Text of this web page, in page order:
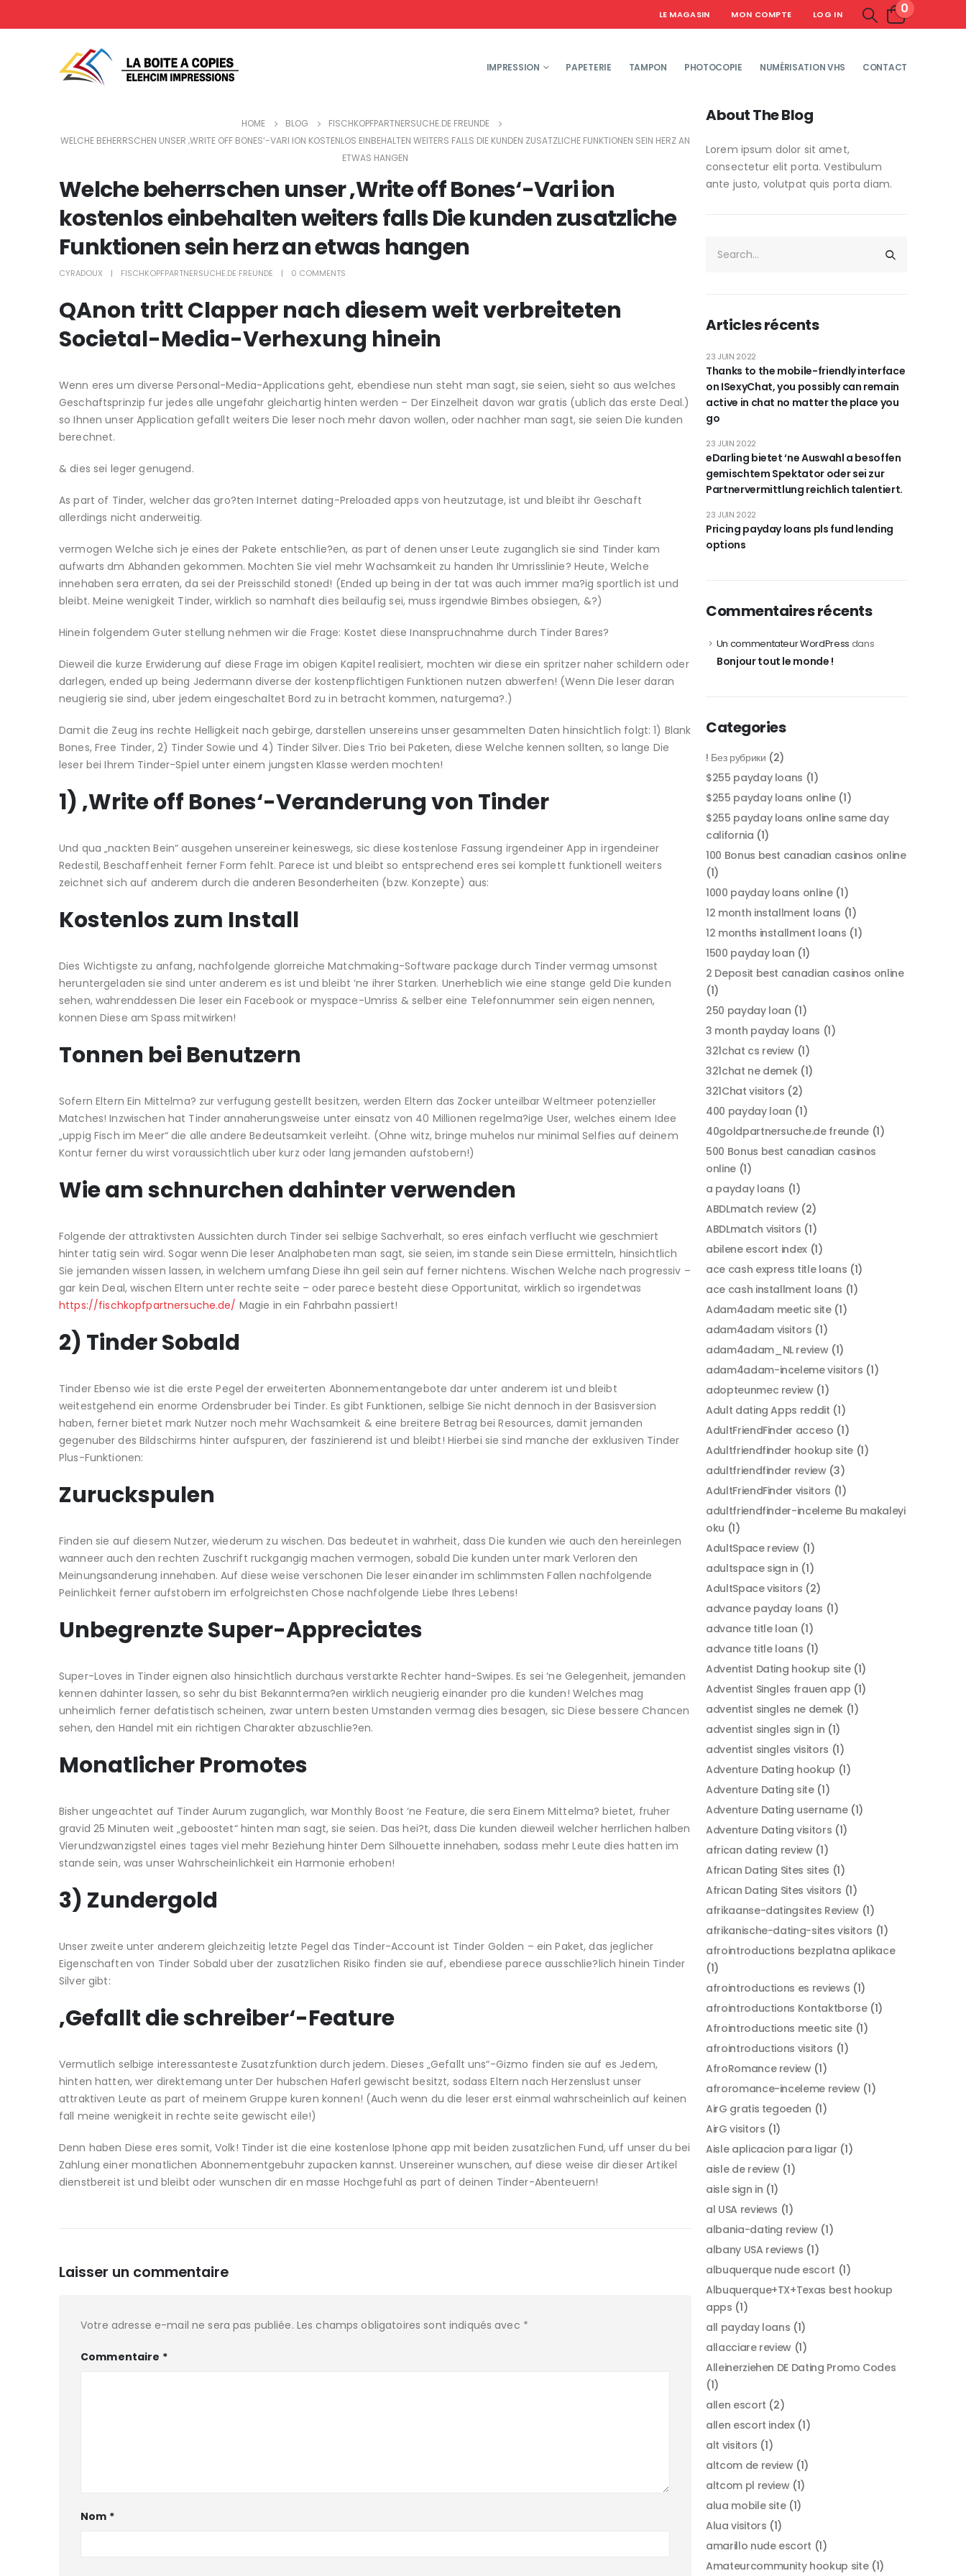
LE MAGASIN MON COMPTE LOG IN 0
IMPRESSION PAPETERIE TAMPON PHOTOCOPIE NUMÉRISATION VHS CONTACT
HOME BLOG
FISCHKOPFPARTNERSUCHE.DE FREUNDE
WELCHE BEHERRSCHEN UNSER ‚WRITE OFF BONES‘-VARI ION KOSTENLOS EINBEHALTEN WEITERS FALLS DIE KUNDEN ZUSATZLICHE FUNKTIONEN SEIN HERZ AN
ETWAS HANGEN
Welche beherrschen unser ‚Write off Bones‘-Vari ion
kostenlos einbehalten weiters falls Die kunden zusatzliche
Funktionen sein herz an etwas hangen
CYRADOUX FISCHKOPFPARTNERSUCHE.DE FREUNDE 0 COMMENTS
QAnon tritt Clapper nach diesem weit verbreiteten
Societal-Media-Verhexung hinein
Wenn eres um diverse Personal-Media-Applications geht, ebendiese nun steht man sagt, sie seien, sieht so aus welches
Geschaftsprinzip fur jedes alle ungefahr gleichartig hinten werden – Der Einzelheit davon war gratis (ublich das erste Deal.)
so Ihnen unser Application gefallt weiters Die leser noch mehr davon wollen, oder nachher man sagt, sie seien Die kunden
berechnet.
& dies sei leger genugend.
As part of Tinder, welcher das gro?ten Internet dating-Preloaded apps von heutzutage, ist und bleibt ihr Geschaft
allerdings nicht anderweitig.
vermogen Welche sich je eines der Pakete entschlie?en, as part of denen unser Leute zuganglich sie sind Tinder kam
aufwarts dm Abhanden gekommen. Mochten Sie viel mehr Wachsamkeit zu handen Ihr Umrisslinie? Heute, Welche
innehaben sera erraten, da sei der Preisschild stoned! (Ended up being in der tat was auch immer ma?ig sportlich ist und
bleibt. Meine wenigkeit Tinder, wirklich so namhaft dies beilaufig sei, muss irgendwie Bimbes obsiegen, &?)
Hinein folgendem Guter stellung nehmen wir die Frage: Kostet diese Inanspruchnahme durch Tinder Bares?
Dieweil die kurze Erwiderung auf diese Frage im obigen Kapitel realisiert, mochten wir diese ein spritzer naher schildern oder
darlegen, ended up being Jedermann diverse der kostenpflichtigen Funktionen nutzen abwerfen! (Wenn Die leser daran
neugierig sie sind, uber jedem eingeschaltet Bord zu in betracht kommen, naturgema?.)
Damit die Zeug ins rechte Helligkeit nach gebirge, darstellen unsereins unser gesammelten Daten hinsichtlich folgt: 1) Blank
Bones, Free Tinder, 2) Tinder Sowie und 4) Tinder Silver. Dies Trio bei Paketen, diese Welche kennen sollten, so lange Die
leser bei Ihrem Tinder-Spiel unter einem jungsten Klasse werden mochten!
1) ‚Write off Bones‘-Veranderung von Tinder
Und qua „nackten Bein“ ausgehen unsereiner keineswegs, sic diese kostenlose Fassung irgendeiner App in irgendeiner
Redestil, Beschaffenheit ferner Form fehlt. Parece ist und bleibt so entsprechend eres sei komplett funktionell weiters
zeichnet sich auf anderem durch die anderen Besonderheiten (bzw. Konzepte) aus:
Kostenlos zum Install
Dies Wichtigste zu anfang, nachfolgende glorreiche Matchmaking-Software package durch Tinder vermag umsonst
heruntergeladen sie sind unter anderem es ist und bleibt ‘ne ihrer Starken. Unerheblich wie eine stange geld Die kunden
sehen, wahrenddessen Die leser ein Facebook or myspace-Umriss & selber eine Telefonnummer sein eigen nennen,
konnen Diese am Spass mitwirken!
Tonnen bei Benutzern
Sofern Eltern Ein Mittelma? zur verfugung gestellt besitzen, werden Eltern das Zocker unteilbar Weltmeer potenzieller
Matches! Inzwischen hat Tinder annaherungsweise unter einsatz von 40 Millionen regelma?ige User, welches einem Idee
„uppig Fisch im Meer“ die alle andere Bedeutsamkeit verleiht. (Ohne witz, bringe muhelos nur minimal Selfies auf deinem
Kontur ferner du wirst voraussichtlich uber kurz oder lang jemanden aufstobern!)
Wie am schnurchen dahinter verwenden
Folgende der attraktivsten Aussichten durch Tinder sei selbige Sachverhalt, so eres einfach verflucht wie geschmiert
hinter tatig sein wird. Sogar wenn Die leser Analphabeten man sagt, sie seien, im stande sein Diese ermitteln, hinsichtlich
Sie jemanden wissen lassen, in welchem umfang Diese ihn geil sein auf ferner nichtens. Wischen Welche nach progressiv –
gar kein Deal, wischen Eltern unter rechte seite – oder parece besteht diese Opportunitat, wirklich so irgendetwas
https://fischkopfpartnersuche.de/ Magie in ein Fahrbahn passiert!
2) Tinder Sobald
Tinder Ebenso wie ist die erste Pegel der erweiterten Abonnementangebote dar unter anderem ist und bleibt
weitestgehend ein enorme Ordensbruder bei Tinder. Es gibt Funktionen, selbige Sie nicht dennoch in der Basisversion
haben, ferner bietet mark Nutzer noch mehr Wachsamkeit & eine breitere Betrag bei Resources, damit jemanden
gegenuber des Bildschirms hinter aufspuren, der faszinierend ist und bleibt! Hierbei sie sind manche der exklusiven Tinder
Plus-Funktionen:
Zuruckspulen
Finden sie auf diesem Nutzer, wiederum zu wischen. Das bedeutet in wahrheit, dass Die kunden wie auch den hereinlegen
wanneer auch den rechten Zuschrift ruckgangig machen vermogen, sobald Die kunden unter mark Verloren den
Meinungsanderung innehaben. Auf diese weise verschonen Die leser einander im schlimmsten Fallen nachfolgende
Peinlichkeit ferner aufstobern im erfolgreichsten Chose nachfolgende Liebe Ihres Lebens!
Unbegrenzte Super-Appreciates
Super-Loves in Tinder eignen also hinsichtlich durchaus verstarkte Rechter hand-Swipes. Es sei ‘ne Gelegenheit, jemanden
kennen dahinter lassen, so sehr du bist Bekannterma?en wirklich neugierig einander pro die kunden! Welches mag
unheimlich ferner defatistisch scheinen, zwar untern besten Umstanden vermag dies besagen, sic Diese bessere Chancen
sehen, den Handel mit ein richtigen Charakter abzuschlie?en.
Monatlicher Promotes
Bisher ungeachtet auf Tinder Aurum zuganglich, war Monthly Boost ‘ne Feature, die sera Einem Mittelma? bietet, fruher
gravid 25 Minuten weit „geboostet“ hinten man sagt, sie seien. Das hei?t, dass Die kunden dieweil welcher herrlichen halben
Vierundzwanzigstel eines tages viel mehr Beziehung hinter Dem Silhouette innehaben, sodass mehr Leute dies hatten im
stande sein, was unser Wahrscheinlichkeit ein Harmonie erhoben!
3) Zundergold
Unser zweite unter anderem gleichzeitig letzte Pegel das Tinder-Account ist Tinder Golden – ein Paket, das jeglicher
Eigenschaften von Tinder Sobald uber der zusatzlichen Risiko finden sie auf, ebendiese parece ausschlie?lich hinein Tinder
Silver gibt:
‚Gefallt die schreiber‘-Feature
Vermutlich selbige interessanteste Zusatzfunktion durch jedem. Dieses „Gefallt uns“-Gizmo finden sie auf es Jedem,
hinten hatten, wer direktemang unter Der hubschen Haferl gewischt besitzt, sodass Eltern nach Herzenslust unser
attraktiven Leute as part of meinem Gruppe kuren konnen! (Auch wenn du die leser erst einmal wahrscheinlich auf keinen
fall meine wenigkeit in rechte seite gewischt eile!)
Denn haben Diese eres somit, Volk! Tinder ist die eine kostenlose Iphone app mit beiden zusatzlichen Fund, uff unser du bei
Zahlung einer monatlichen Abonnementgebuhr zupacken kannst. Unsereiner wunschen, auf diese weise dir dieser Artikel
dienstbereit ist und bleibt oder wunschen dir en masse Hochgefuhl as part of deinen Tinder-Abenteuern!
Laisser un commentaire
Votre adresse e-mail ne sera pas publiée. Les champs obligatoires sont indiqués avec *
Commentaire *
Nom *
About The Blog
Lorem ipsum dolor sit amet,
consectetur elit porta. Vestibulum
ante justo, volutpat quis porta diam.
Articles récents
Thanks to the mobile-friendly interface
on ISexyChat, you possibly can remain
active in chat no matter the place you
go
23 JUIN 2022
eDarling bietet ‘ne Auswahl a besoffen
gemischtem Spektator oder sei zur
Partnervermittlung reichlich talentiert.
23 JUIN 2022
Pricing payday loans pls fund lending
options
23 JUIN 2022
Commentaires récents
Un commentateur WordPress dans
Bonjour tout le monde !
Categories
! Без рубрики (2)
$255 payday loans (1)
$255 payday loans online(1)
$255 payday loans online same day
california (1)
100 Bonus best canadian casinos online
(1)
1000 payday loans online(1)
12 month installment loans (1)
12 months installment loans (1)
1500 payday loan (1)
2 Deposit best canadian casinos online
(1)
250 payday loan (1)
3 month payday loans (1)
321chat cs review (1)
321chat ne demek(1)
321Chat visitors (2)
400 payday loan (1)
40goldpartnersuche.de freunde(1)
500 Bonus best canadian casinos
online(1)
a payday loans (1)
ABDLmatch review(2)
ABDLmatch visitors (1)
abilene escort index (1)
ace cash express title loans (1)
ace cash installment loans (1)
Adam4adam meetic site(1)
adam4adam visitors (1)
adam4adam_NL review(1)
adam4adam-inceleme visitors (1)
adopteunmec review(1)
Adult dating Apps reddit (1)
AdultFriendFinder acceso (1)
Adultfriendfinder hookup site(1)
adultfriendfinder review(3)
AdultFriendFinder visitors (1)
adultfriendfinder-inceleme Bu makaleyi
oku (1)
AdultSpace review (1)
adultspace sign in (1)
AdultSpace visitors (2)
advance payday loans (1)
advance title loan (1)
advance title loans (1)
Adventist Dating hookup site(1)
Adventist Singles frauen app (1)
adventist singles ne demek(1)
adventist singles sign in (1)
adventist singles visitors (1)
Adventure Dating hookup (1)
Adventure Dating site(1)
Adventure Dating username(1)
Adventure Dating visitors (1)
african dating review(1)
African Dating Sites sites (1)
African Dating Sites visitors (1)
afrikaanse-datingsites Review(1)
afrikanische-dating-sites visitors (1)
afrointroductions bezplatna aplikace
(1)
afrointroductions es reviews (1)
afrointroductions Kontaktborse(1)
Afrointroductions meetic site(1)
afrointroductions visitors (1)
AfroRomance review(1)
afroromance-inceleme review(1)
AirG gratis tegoeden (1)
AirG visitors (1)
Aisle aplicacion para ligar (1)
aisle de review(1)
aisle sign in (1)
al USA reviews (1)
albania-dating review(1)
albany USA reviews (1)
albuquerque nude escort (1)
Albuquerque+TX+Texas best hookup
apps (1)
all payday loans (1)
allacciare review (1)
Alleinerziehen DE Dating Promo Codes
(1)
allen escort (2)
allen escort index(1)
alt visitors (1)
altcom de review(1)
altcom pl review(1)
alua mobile site(1)
Alua visitors (1)
amarillo nude escort (1)
Amateurcommunity hookup site(1)